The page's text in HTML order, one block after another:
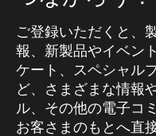
ご登録いただくと、
報、新製品やイベン
ケート、スペシャル
ど、さまざまな情報
ル、その他の電子コ
お客さまのもとへ直